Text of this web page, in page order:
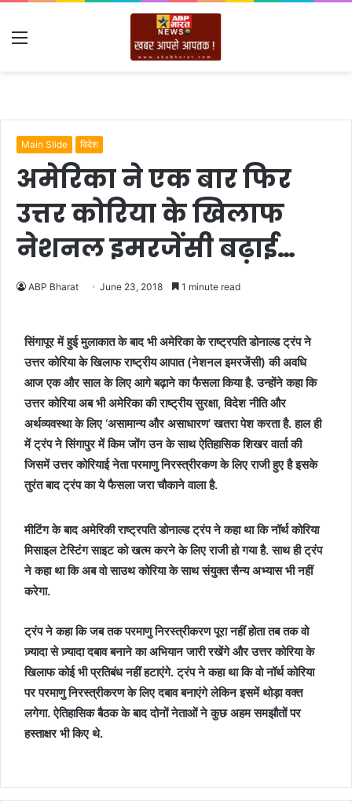
Menu
Main Slide विदेश
अमेरिका ने एक बार फिर
उत्तर कोरिया के खिलाफ
नेशनल इमरजेंसी बढ़ाई…
ABP Bharat June 23, 2018 1 minute read
सिंगापूर में हुई मुलाकात के बाद भी अमेरिका के राष्ट्रपति डोनाल्ड ट्रंप ने
उत्तर कोरिया के खिलाफ राष्ट्रीय आपात (नेशनल इमरजेंसी) की अवधि
आज एक और साल के लिए आगे बढ़ाने का फैसला किया है. उन्होंने कहा कि
उत्तर कोरिया अब भी अमेरिका की राष्ट्रीय सुरक्षा, विदेश नीति और
अर्थव्यवस्था के लिए ‘असामान्य और असाधारण’ खतरा पेश करता है. हाल ही
में ट्रंप ने सिंगापुर में किम जोंग उन के साथ ऐतिहासिक शिखर वार्ता की
जिसमें उत्तर कोरियाई नेता परमाणु निरस्त्रीरकण के लिए राजी हुए है इसके
तुरंत बाद ट्रंप का ये फैसला जरा चौकाने वाला है.
मीटिंग के बाद अमेरिकी राष्ट्रपति डोनाल्ड ट्रंप ने कहा था कि नॉर्थ कोरिया
मिसाइल टेस्टिंग साइट को खत्म करने के लिए राजी हो गया है. साथ ही ट्रंप
ने कहा था कि अब वो साउथ कोरिया के साथ संयुक्त सैन्य अभ्यास भी नहीं
करेगा.
ट्रंप ने कहा कि जब तक परमाणु निरस्त्रीकरण पूरा नहीं होता तब तक वो
ज़्यादा से ज़्यादा दबाव बनाने का अभियान जारी रखेंगे और उत्तर कोरिया के
खिलाफ कोई भी प्रतिबंध नहीं हटाएंगे. ट्रंप ने कहा था कि वो नॉर्थ कोरिया
पर परमाणु निरस्त्रीकरण के लिए दबाव बनाएंगे लेकिन इसमें थोड़ा वक्त
लगेगा. ऐतिहासिक बैठक के बाद दोनों नेताओं ने कुछ अहम समझौतों पर
हस्ताक्षर भी किए थे.